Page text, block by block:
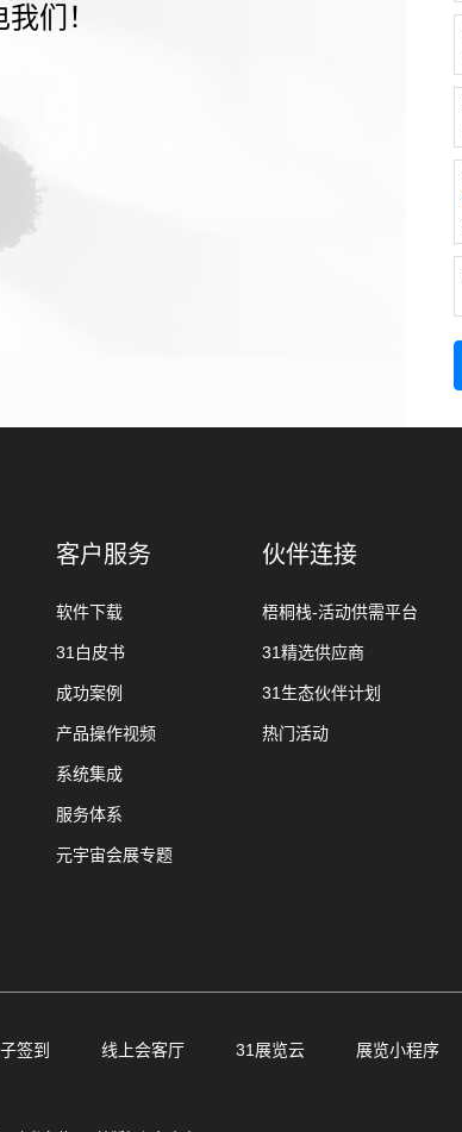
们！
客户服务
软件下载
31白皮书
成功案例
产品操作视频
系统集成
服务体系
元宇宙会展专题
伙伴连接
梧桐栈-活动供需平台
31精选供应商
31生态伙伴计划
热门活动
签到 线上会客厅 31展览云 展览小程序